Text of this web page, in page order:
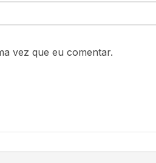
vez que eu comentar.